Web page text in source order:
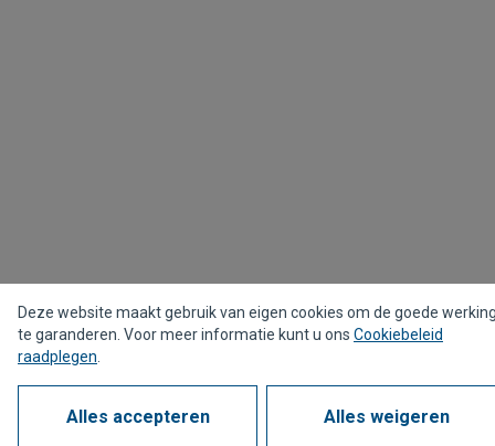
Deze website maakt gebruik van eigen cookies om de goede
te garanderen. Voor meer informatie kunt u ons Cookiebeleid
raadplegen
Alles accepteren Alles weigeren